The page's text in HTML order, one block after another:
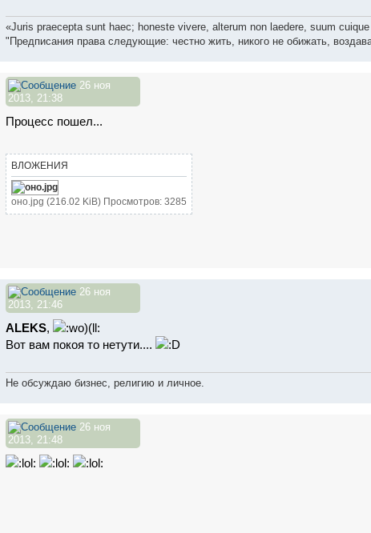
«Juris praecepta sunt haec; honeste vivere, alterum non laedere, suum
"Предписания права следующие: честно жить, никого не обижать,
26 ноя
2013, 21:38
Процесс пошел...
ВЛОЖЕНИЯ
оно.jpg (216.02 KiB) Просмотров: 3285
26 ноя
2013, 21:46
ALEKS,
Вот вам покоя то нетути....
Не обсуждаю бизнес, религию и личное.
26 ноя
2013, 21:48